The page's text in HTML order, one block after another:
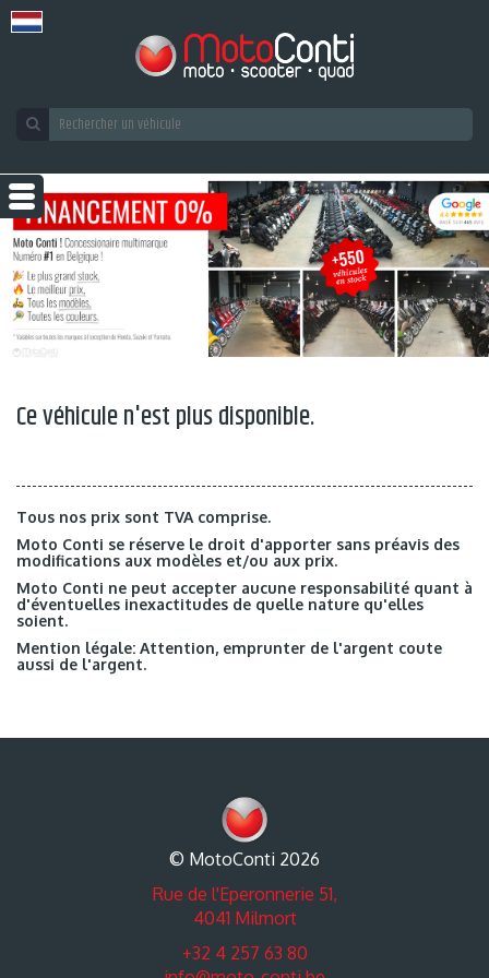
Ce véhicule n'est plus disponible.
Tous nos prix sont TVA comprise.
Moto Conti se réserve le droit d'apporter sans préavis des
modifications aux modèles et/ou aux prix.
Moto Conti ne peut accepter aucune responsabilité quant à
d'éventuelles inexactitudes de quelle nature qu'elles
soient.
Mention légale: Attention, emprunter de l'argent coute
aussi de l'argent.
© MotoConti 2026
Rue de l'Eperonnerie 51,
4041 Milmort
+32 4 257 63 80